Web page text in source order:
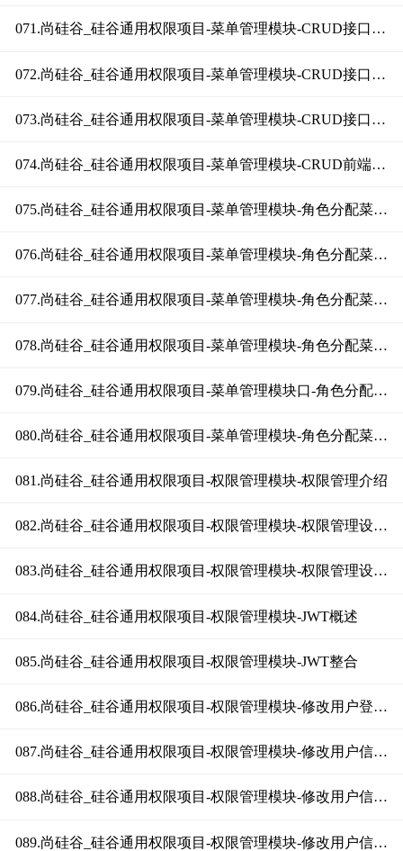
071.尚硅谷_硅谷通用权限项目-菜单管理模块-CRUD接口编写（列表中）
072.尚硅谷_硅谷通用权限项目-菜单管理模块-CRUD接口编写（列表下）
073.尚硅谷_硅谷通用权限项目-菜单管理模块-CRUD接口编写（删除改造）
074.尚硅谷_硅谷通用权限项目-菜单管理模块-CRUD前端整合
075.尚硅谷_硅谷通用权限项目-菜单管理模块-角色分配菜单功能分析
076.尚硅谷_硅谷通用权限项目-菜单管理模块-角色分配菜单接口分析
077.尚硅谷_硅谷通用权限项目-菜单管理模块-角色分配菜单接口（上）
078.尚硅谷_硅谷通用权限项目-菜单管理模块-角色分配菜单接口（中）
079.尚硅谷_硅谷通用权限项目-菜单管理模块口-角色分配菜单接口（下）
080.尚硅谷_硅谷通用权限项目-菜单管理模块-角色分配菜单前端
081.尚硅谷_硅谷通用权限项目-权限管理模块-权限管理介绍
082.尚硅谷_硅谷通用权限项目-权限管理模块-权限管理设计思路（上）
083.尚硅谷_硅谷通用权限项目-权限管理模块-权限管理设计思路（下）
084.尚硅谷_硅谷通用权限项目-权限管理模块-JWT概述
085.尚硅谷_硅谷通用权限项目-权限管理模块-JWT整合
086.尚硅谷_硅谷通用权限项目-权限管理模块-修改用户登录接口
087.尚硅谷_硅谷通用权限项目-权限管理模块-修改用户信息接口（基本实现）
088.尚硅谷_硅谷通用权限项目-权限管理模块-修改用户信息接口（获取菜单权限上）
089.尚硅谷_硅谷通用权限项目-权限管理模块-修改用户信息接口（获取菜单权限中）